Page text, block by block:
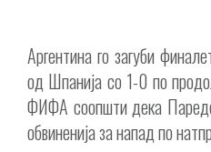
Аргентина го загуби
од Шпанија со 1-0 по
ФИФА соопшти дека
обвиненија за напад по